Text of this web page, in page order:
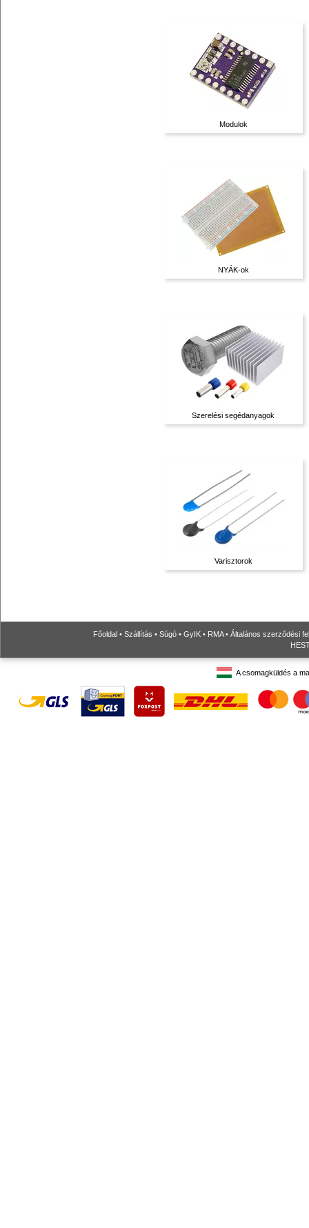
Modulok
NYÁK-ok
Szerelési segédanyagok
Varisztorok
Főoldal • Szállítás • Súgó • GyIK • RMA• Általános szerződési
A csomagküldés a